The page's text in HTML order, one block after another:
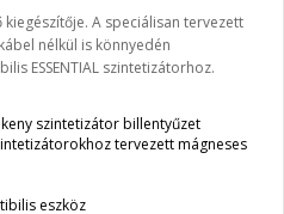
kiegészítője. A speciálisan tervezett
nélkül is könnyedén
ESSENTIAL szintetizátorhoz.
szintetizátor billentyűzet
tervezett mágneses
eszköz